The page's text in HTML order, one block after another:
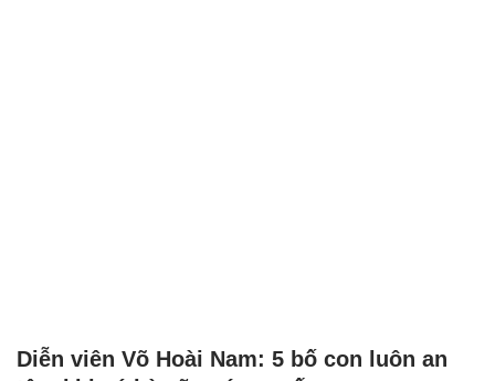
Diễn viên Võ Hoài Nam: 5 bố con luôn an